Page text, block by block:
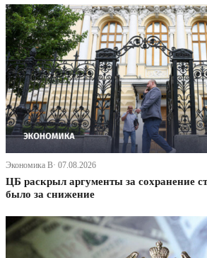
Экономика В· 07.08.2026
ЦБ раскрыл аргументы за сохранение
было за снижение